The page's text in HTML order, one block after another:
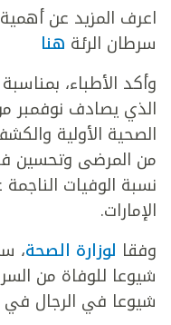
اعرف المزيد عن
سرطان الرئة هنا
وأكد الأطباء،
الذي يصادف نوفمبر
الصحية الأولية
من المرضى وتحسين
نسبة الوفيات
الإمارات.
وفقا لوزارة الصحة،
شيوعا للوفاة من
شيوعا في الرجال في